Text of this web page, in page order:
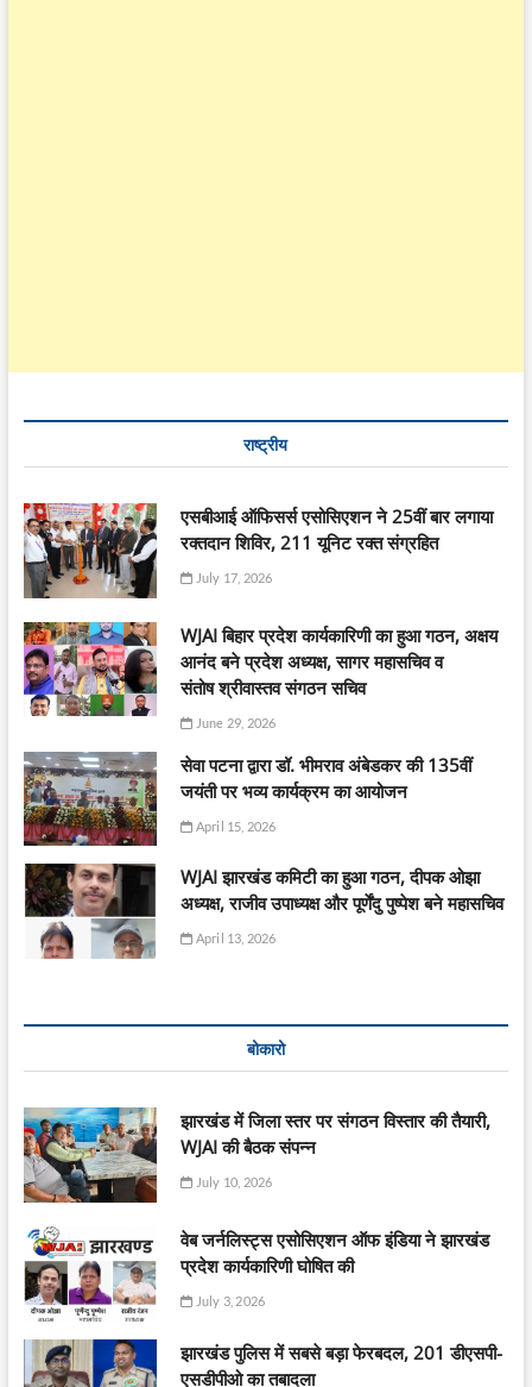
राष्ट्रीय
एसबीआई ऑफिसर्स एसोसिएशन ने 25वीं बार लगाया
रक्तदान शिविर, 211 यूनिट रक्त संग्रहित
July 17, 2026
WJAI बिहार प्रदेश कार्यकारिणी का हुआ गठन, अक्षय
आनंद बने प्रदेश अध्यक्ष, सागर महासचिव व
संतोष श्रीवास्तव संगठन सचिव
June 29, 2026
सेवा पटना द्वारा डॉ. भीमराव अंबेडकर की 135वीं
जयंती पर भव्य कार्यक्रम का आयोजन
April 15, 2026
WJAI झारखंड कमिटी का हुआ गठन, दीपक ओझा
अध्यक्ष, राजीव उपाध्यक्ष और पूर्णेंदु पुष्पेश बने महासचिव
April 13, 2026
बोकारो
झारखंड में जिला स्तर पर संगठन विस्तार की तैयारी,
WJAI की बैठक संपन्न
July 10, 2026
वेब जर्नलिस्ट्स एसोसिएशन ऑफ इंडिया ने झारखंड
प्रदेश कार्यकारिणी घोषित की
July 3, 2026
झारखंड पुलिस में सबसे बड़ा फेरबदल, 201 डीएसपी-
एसडीपीओ का तबादला